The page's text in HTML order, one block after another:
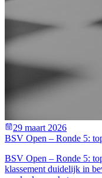
29 maart 2026
BSV Open – Ronde 5:
BSV Open – Ronde 5:
klassement duidelijk in